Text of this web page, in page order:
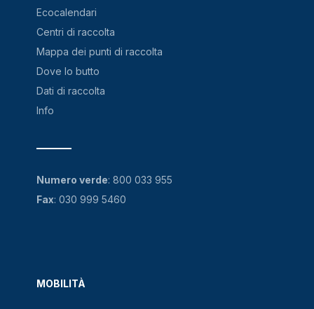
Ecocalendari
Centri di raccolta
Mappa dei punti di raccolta
Dove lo butto
Dati di raccolta
Info
MOBILITÀ
Numero verde: 800 033 955
Fax: 030 999 5460